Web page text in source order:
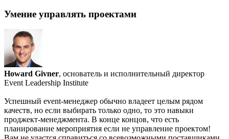
Умение управлять проектами
Howard Givner, основатель и исполнительный директор
Event Leadership Institute
Успешный event-менеджер обычно владеет целым рядом
качеств, но если выбирать только одно, то это навыки
проджект-менеджмента. В конце концов, что есть
планирование мероприятия если не управление проектом!